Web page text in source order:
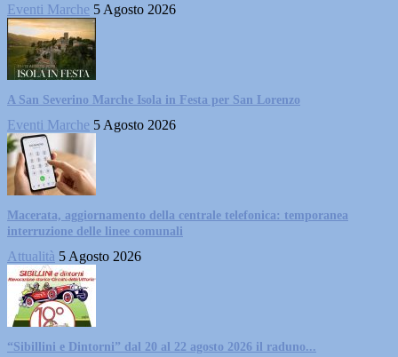
Eventi Marche 5 Agosto 2026
A San Severino Marche Isola in Festa per San Lorenzo
Eventi Marche 5 Agosto 2026
Macerata, aggiornamento della centrale telefonica: temporanea
interruzione delle linee comunali
Attualità 5 Agosto 2026
“Sibillini e Dintorni” dal 20 al 22 agosto 2026 il raduno...